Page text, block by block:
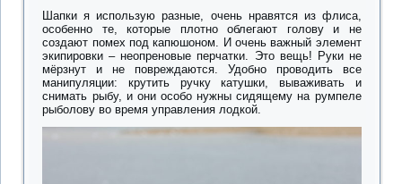
Шапки я использую разные, очень нравятся из флиса,
особенно те, которые плотно облегают голову и не
создают помех под капюшоном. И очень важный элемент
экипировки – неопреновые перчатки. Это вещь! Руки не
мёрзнут и не повреждаются. Удобно проводить все
манипуляции: крутить ручку катушки, вываживать и
снимать рыбу, и они особо нужны сидящему на румпеле
рыболову во время управления лодкой.